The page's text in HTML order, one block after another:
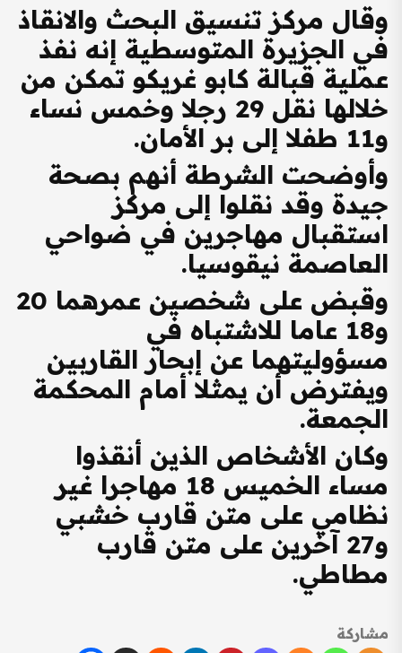
وقال مركز تنسيق البحث والانقاذ
في الجزيرة المتوسطية إنه نفذ
عملية قبالة كابو غريكو تمكن من
خلالها نقل 29 رجلا وخمس نساء
و11 طفلا إلى بر الأمان.
وأوضحت الشرطة أنهم بصحة
جيدة وقد نقلوا إلى مركز
استقبال مهاجرين في ضواحي
العاصمة نيقوسيا.
وقبض على شخصين عمرهما 20
و18 عاما للاشتباه في
مسؤوليتهما عن إبحار القاربين
ويفترض أن يمثلا أمام المحكمة
الجمعة.
وكان الأشخاص الذين أنقذوا
مساء الخميس 18 مهاجرا غير
نظامي على متن قارب خشبي
و27 آخرين على متن قارب
مطاطي.
مشاركة